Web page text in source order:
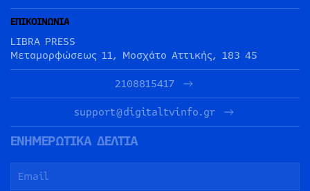
ΕΠΙΚΟΙΝΩΝΙΑ
LIBRA PRESS
Μεταμορφώσεως 11, Μοσχάτο Αττικής, 183 45
2108815417
support@digitaltvinfo.gr
ΕΝΗΜΕΡΩΤΙΚΑ ΔΕΛΤΙΑ